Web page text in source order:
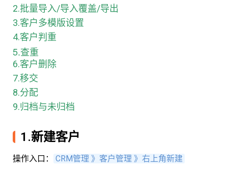
2.批量导入/导入覆盖/导出
3.客户多模版设置
4.客户判重
5.查重
6.客户删除
7.移交
8.分配
9.归档与未归档
1.新建客户
操作入口： CRM管理 》客户管理 》右上角新建